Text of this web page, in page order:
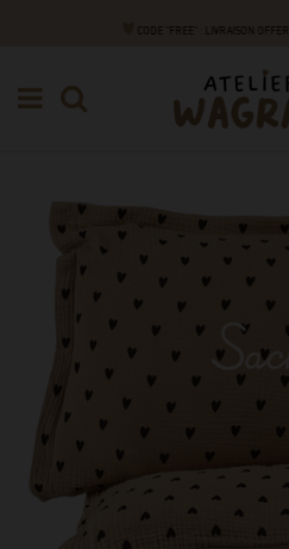
CODE "FREE" : LIVRAISON